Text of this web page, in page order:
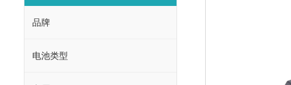
品牌
电池类型